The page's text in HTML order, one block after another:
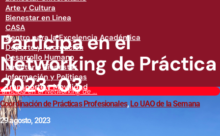
Arte y Cultura
Bienestar en Linea
CASA
Centro para la Excelencia Académica
Deporte y Recreación
Desarrollo Humano
Directorio Bienestar
Información y Políticas
Transporte y Movilidad
en el Networking de ...
Participa en el
Networking de Práctica
2023-03
Coordinación de Prácticas Profesionales, Lo UAO de la Semana
29 agosto, 2023